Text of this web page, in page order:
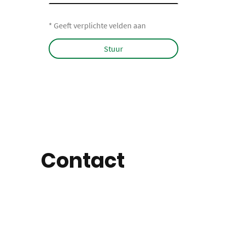
* Geeft verplichte velden aan
Stuur
Contact